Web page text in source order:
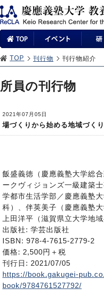
TOP 刊行物 刊行物紹介
所員の刊行物
2021年07月05日
場づくりから始める地域づく
飯盛義徳（慶應義塾大学総
ークヴィジョンズ一級建築
学都市生活学部／慶應義塾
科）、伴英美子（慶應義塾
上田洋平（滋賀県立大学地
出版社: 学芸出版社
ISBN: 978-4-7615-2779-2
価格: 2,500円＋税
刊行日: 2021/07/05
https://book.gakugei-
book/9784761527792/